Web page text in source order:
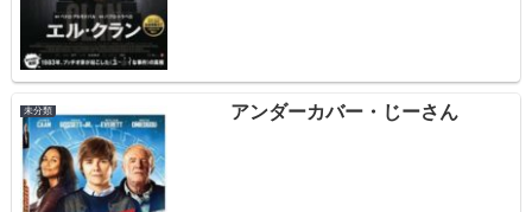
未分類 アンダーカバー・じーさん